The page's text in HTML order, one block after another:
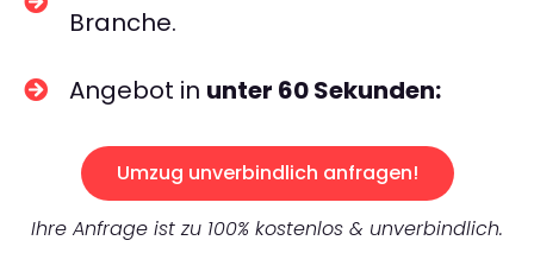
Branche.
Angebot in unter 60 Sekunden:
Umzug unverbindlich anfragen!
Ihre Anfrage ist zu 100% kostenlos & unverbindlich.